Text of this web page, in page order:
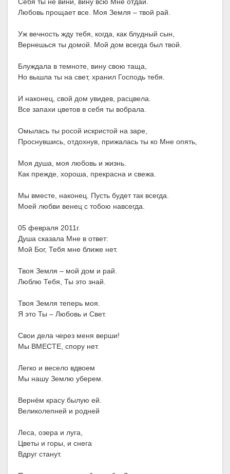
Себя ты не вини, вину всю Мне отдай.
Любовь прощает все. Моя Земля – твой рай.
Уж вечность жду тебя, когда, как блудный сын,
Вернешься ты домой. Мой дом всегда был твой.
Блуждала в темноте, вину свою таща,
Но вышла ты на свет, хранил Господь тебя.
И наконец, свой дом увидев, расцвела.
Все запахи цветов в себя ты вобрала.
Омылась ты росой искристой на заре,
Проснувшись, отдохнув, прижалась ты ко Мне опять,
Моя душа, моя любовь и жизнь.
Как прежде, хороша, прекрасна и свежа.
Мы вместе, наконец. Пусть будет так всегда.
Моей любви венец с тобою навсегда.
05 февраля 2011г.
Душа сказала Мне в ответ:
Мой Бог, Тебя мне ближе нет.
Твоя Земля – мой дом и рай.
Люблю Тебя, Ты это знай.
Твоя Земля теперь моя.
Я это Ты – Любовь и Свет.
Свои дела через меня верши!
Мы ВМЕСТЕ, спору нет.
Легко и весело вдвоем
Мы нашу Землю уберем.
Вернём красу былую ей.
Великолепней и родней
Леса, озера и луга,
Цветы и горы, и снега
Вдруг станут.